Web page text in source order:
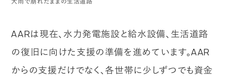
AARは現在、水力発電施設と給水設備、生活道路
の復旧に向けた支援の準備を進めています。AAR
からの支援だけでなく、各世帯に少しずつでも資金